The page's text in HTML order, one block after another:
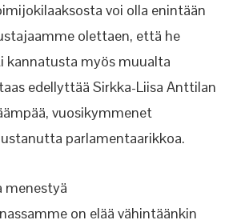
voi olla enintään
olettaen, että he
kannatusta myös muualta
edellyttää Sirkka-Liisa Anttilan
vuosikymmenet
parlamentaarikkoa.
menestyä
on elää vähintäänkin